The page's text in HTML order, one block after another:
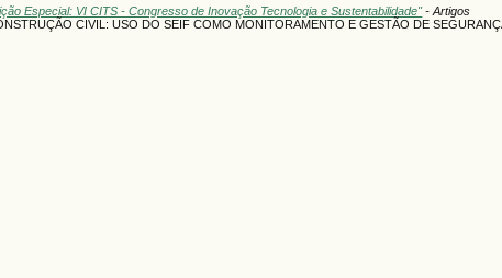
Especial: VI CITS - Congresso de Inovação Tecnologia e Sustentabilidade"- Artigos
CIVIL: USO DO SEIF COMO MONITORAMENTO E GESTÃO DE